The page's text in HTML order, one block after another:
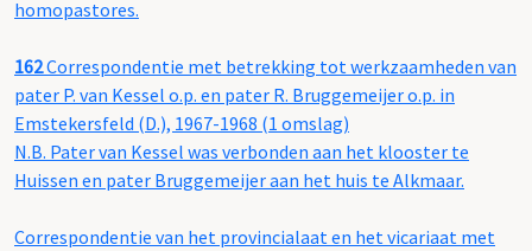
homopastores.
162Correspondentie met betrekking tot werkzaamheden van
pater P. van Kessel o.p. en pater R. Bruggemeijer o.p. in
Emstekersfeld (D.), 1967-1968 (1 omslag)
N.B. Pater van Kessel was verbonden aan het klooster te
Huissen en pater Bruggemeijer aan het huis te Alkmaar.
Correspondentie van het provincialaat en het vicariaat met